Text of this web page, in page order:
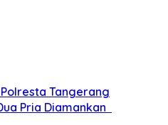
Tangerang
Pria Diamankan